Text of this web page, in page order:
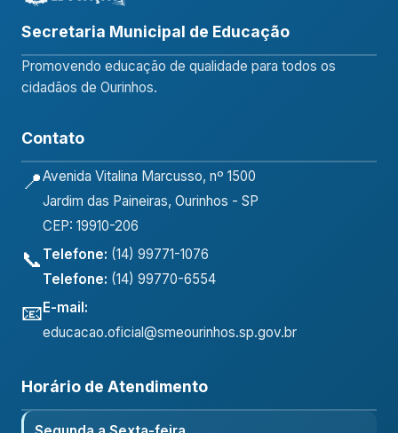
Secretaria Municipal de Educação
Promovendo educação de qualidade para todos os
cidadãos de Ourinhos.
Contato
📍Avenida Vitalina Marcusso, nº 1500
Jardim das Paineiras, Ourinhos - SP
CEP: 19910-206
📞 Telefone: (14) 99771-1076
Telefone: (14) 99770-6554
📧 E-mail:
educacao.oficial@smeourinhos.sp.gov.br
Horário de Atendimento